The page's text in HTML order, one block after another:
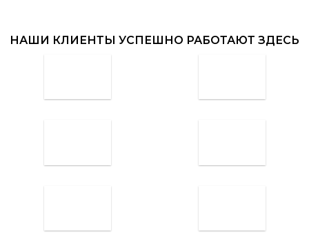
НАШИ КЛИЕНТЫ УСПЕШНО РАБОТАЮТ ЗДЕСЬ